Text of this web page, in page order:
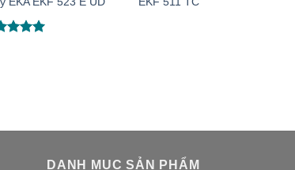
DANH MỤC SẢN PHẨM